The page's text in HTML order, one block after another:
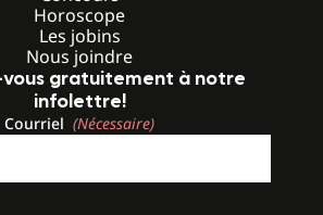
Horoscope
Les jobins
Nous joindre
gratuitement à notre
infolettre!
Courriel (Nécessaire)